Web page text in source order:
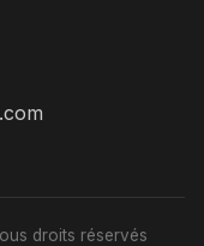
droits réservés